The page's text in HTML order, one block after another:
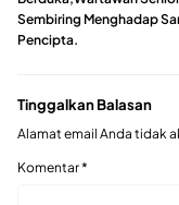
Sembiring Menghadap
Pencipta.
Tinggalkan Balasan
Alamat email Anda tidak
Komentar*